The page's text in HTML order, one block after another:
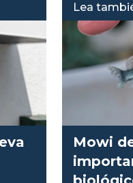
Lea
Mowi